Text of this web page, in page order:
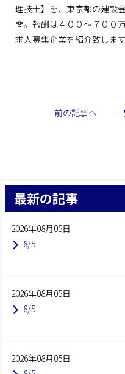
理技士】を、東京都の建設
問。報酬は４００～７００
求人募集企業を紹介致します
前の記事へ
最新の記事
2026年08月05日
8/5
2026年08月05日
8/5
2026年08月05日